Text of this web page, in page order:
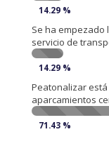
14.29 %
Se ha empezado
servicio de
14.29 %
Peatonalizar
aparcamientos
71.43 %